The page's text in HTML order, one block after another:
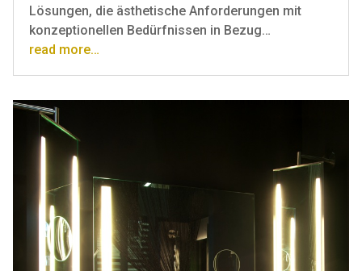
Lösungen, die ästhetische Anforderungen mit
konzeptionellen Bedürfnissen in Bezug…
read more…